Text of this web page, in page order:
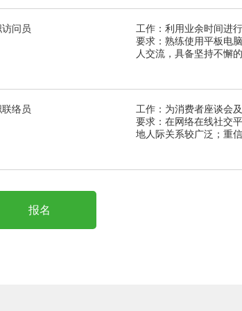
问员
工作：利用业余时间进
要求：熟练使用平板电
人交流，具备坚持不懈
络员
工作：为消费者座谈会
要求：在网络在线社交
地人际关系较广泛；重
报名